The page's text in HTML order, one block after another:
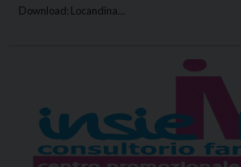
Download: Locandina…